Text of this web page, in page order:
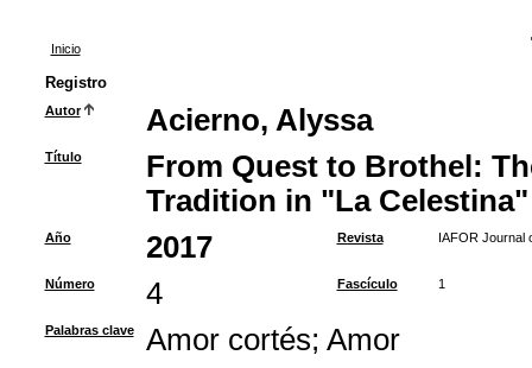
Inicio
Registro
Autor Acierno, Alyssa
Título
From Quest to Brothel:
Tradition in "La Celestina"
Año 2017 Revista IAFOR Journal
Número 4 Fascículo 1
Palabras clave Amor cortés; Amor